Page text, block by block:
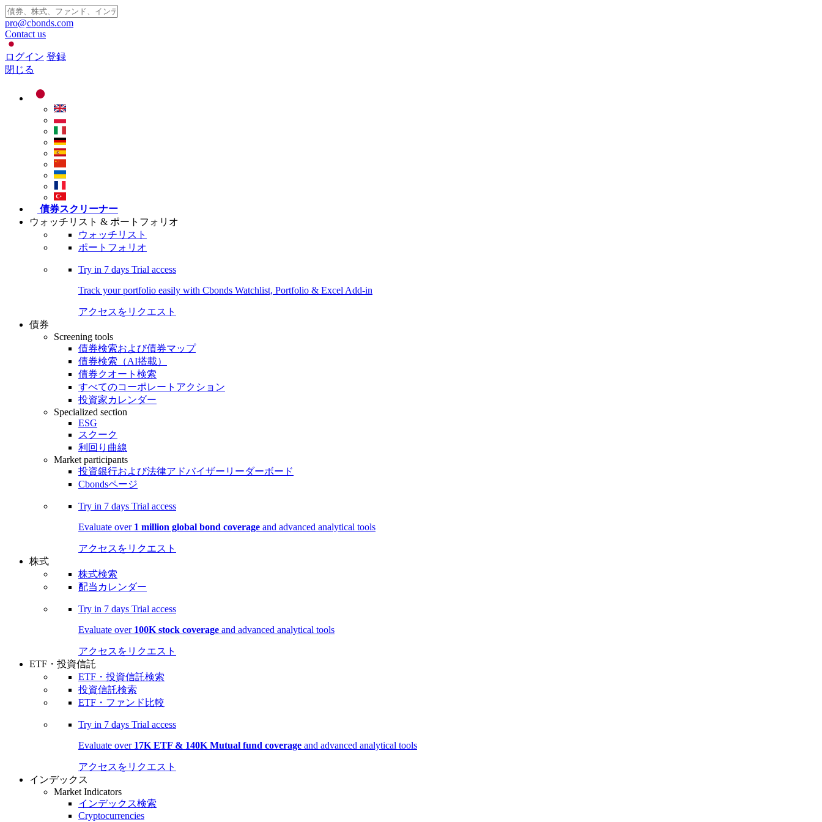
pro@cbonds.com
Contact us
ログイン 登録
閉じる
債券スクリーナー
ウォッチリスト & ポートフォリオ
ウォッチリスト
ポートフォリオ
Try in 7 days Trial access
Track your portfolio easily with Cbonds Watchlist, Portfolio & Excel Add-in
アクセスをリクエスト
債券
Screening tools
債券検索および債券マップ
債券検索（AI搭載）
債券クオート検索
すべてのコーポレートアクション
投資家カレンダー
Specialized section
ESG
スクーク
利回り曲線
Market participants
投資銀行および法律アドバイザーリーダーボード
Cbondsページ
Try in 7 days Trial access
Evaluate over 1 million global bond coverage and advanced analytical tools
アクセスをリクエスト
株式
株式検索
配当カレンダー
Try in 7 days Trial access
Evaluate over 100K stock coverage and advanced analytical tools
アクセスをリクエスト
ETF・投資信託
ETF・投資信託検索
投資信託検索
ETF・ファンド比較
Try in 7 days Trial access
Evaluate over 17K ETF & 140K Mutual fund coverage and advanced analytical tools
アクセスをリクエスト
インデックス
Market Indicators
インデックス検索
Cryptocurrencies